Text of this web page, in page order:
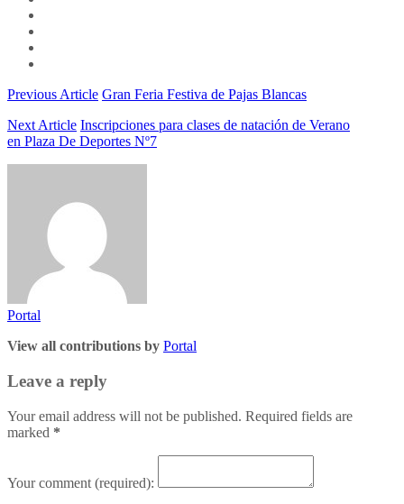
Previous Article Gran Feria Festiva de Pajas Blancas
Next Article Inscripciones para clases de natación de Verano
en Plaza De Deportes Nº7
Portal
View all contributions by Portal
Leave a reply
Your email address will not be published. Required fields are
marked *
Your comment (required):